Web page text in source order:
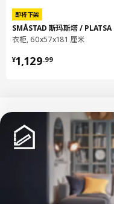
即将下架
衣柜, 60x57x181 厘米
¥1,129.99
¥ 1129.99
中文